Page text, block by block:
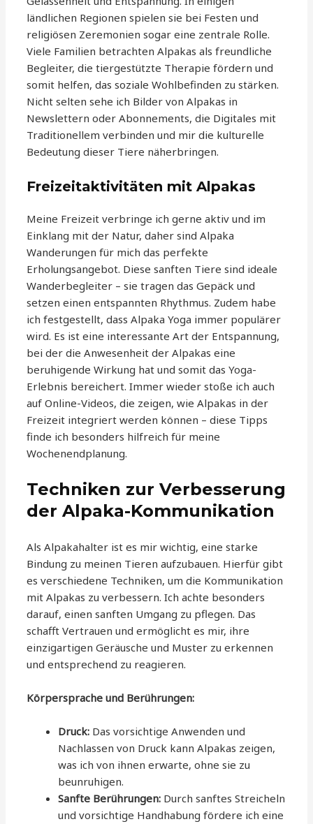
ländlichen Regionen spielen sie bei Festen und
religiösen Zeremonien sogar eine zentrale Rolle.
Viele Familien betrachten Alpakas als freundliche
Begleiter, die tiergestützte Therapie fördern und
somit helfen, das soziale Wohlbefinden zu stärken.
Nicht selten sehe ich Bilder von Alpakas in
Newslettern oder Abonnements, die Digitales mit
Traditionellem verbinden und mir die kulturelle
Bedeutung dieser Tiere näherbringen.
Freizeitaktivitäten mit Alpakas
Meine Freizeit verbringe ich gerne aktiv und im
Einklang mit der Natur, daher sind Alpaka
Wanderungen für mich das perfekte
Erholungsangebot. Diese sanften Tiere sind ideale
Wanderbegleiter – sie tragen das Gepäck und
setzen einen entspannten Rhythmus. Zudem habe
ich festgestellt, dass Alpaka Yoga immer populärer
wird. Es ist eine interessante Art der Entspannung,
bei der die Anwesenheit der Alpakas eine
beruhigende Wirkung hat und somit das Yoga-
Erlebnis bereichert. Immer wieder stoße ich auch
auf Online-Videos, die zeigen, wie Alpakas in der
Freizeit integriert werden können – diese Tipps
finde ich besonders hilfreich für meine
Wochenendplanung.
Techniken zur Verbesserung
der Alpaka-Kommunikation
Als Alpakahalter ist es mir wichtig, eine starke
Bindung zu meinen Tieren aufzubauen. Hierfür gibt
es verschiedene Techniken, um die Kommunikation
mit Alpakas zu verbessern. Ich achte besonders
darauf, einen sanften Umgang zu pflegen. Das
schafft Vertrauen und ermöglicht es mir, ihre
einzigartigen Geräusche und Muster zu erkennen
und entsprechend zu reagieren.
Körpersprache und Berührungen:
Druck: Das vorsichtige Anwenden und
Nachlassen von Druck kann Alpakas zeigen,
was ich von ihnen erwarte, ohne sie zu
beunruhigen.
Sanfte Berührungen: Durch sanftes Streicheln
und vorsichtige Handhabung fördere ich eine